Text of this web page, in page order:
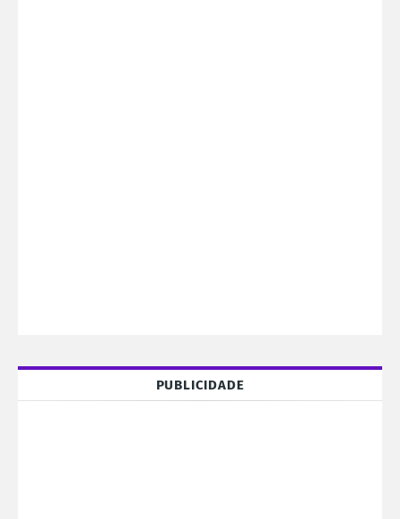
PUBLICIDADE